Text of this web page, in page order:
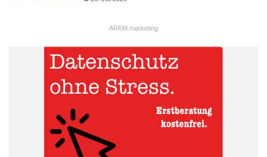
ARKM.marketing